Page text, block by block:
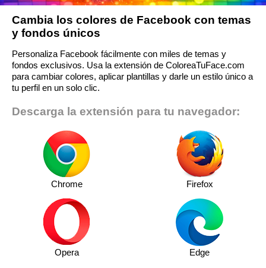
Cambia los colores de Facebook con temas
y fondos únicos
Personaliza Facebook fácilmente con miles de temas y
fondos exclusivos. Usa la extensión de ColoreaTuFace.com
para cambiar colores, aplicar plantillas y darle un estilo único a
tu perfil en un solo clic.
Descarga la extensión para tu navegador:
Chrome Firefox
Opera Edge